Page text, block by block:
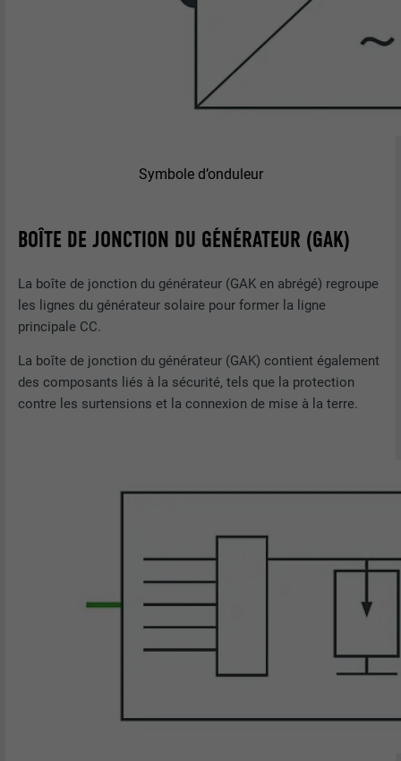
Symbole d’onduleur
BOÎTE DE JONCTION DU GÉNÉRATEUR (GAK)
La boîte de jonction du générateur (GAK en abrégé) regroupe
les lignes du générateur solaire pour former la ligne
principale CC.
La boîte de jonction du générateur (GAK) contient également
des composants liés à la sécurité, tels que la protection
contre les surtensions et la connexion de mise à la terre.